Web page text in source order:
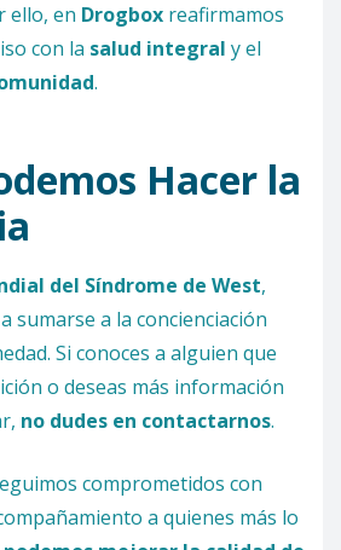
ello, en Drogbox reafirmamos
con la salud integral y el
.
Hacer la
del Síndrome de West,
sumarse a la concienciación
Si conoces a alguien que
o deseas más información
no dudes en contactarnos.
comprometidos con
a quienes más lo